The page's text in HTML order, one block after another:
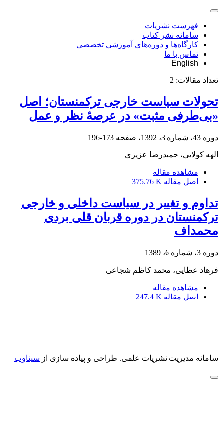
فهرست نشریات
سامانه نشر کتاب
کارگاه‌ها و دوره‌های آموزشی تخصصی
تماس با ما
English
تعداد مقالات: 2
تحولات سیاست خارجی ترکمنستان؛ اصل
«بی‌طرفی مثبت» در عرصۀ نظر و عمل
دوره 43، شماره 3، 1392، صفحه 173-196
الهه کولایی، حمیدرضا عزیزی
مشاهده مقاله
اصل مقاله 375.76 K
تداوم و تغییر در سیاست داخلی و خارجی
ترکمنستان در دوره قربان قلی بردی
محمداف
دوره 3، شماره 6، 1389
فرهاد عطایی، محمد کاظم شجاعی
مشاهده مقاله
اصل مقاله 247.4 K
سامانه مدیریت نشریات علمی. طراحی و پیاده سازی از سیناوب